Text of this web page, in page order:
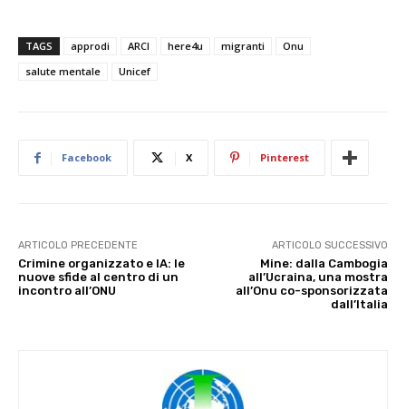
TAGS approdi ARCI here4u migranti
Onu
salute mentale
Unicef
Facebook X Pinterest
ARTICOLO PRECEDENTE
Crimine organizzato e IA: le
nuove sfide al centro di un
incontro all’ONU
ARTICOLO SUCCESSIVO
Mine: dalla Cambogia
all’Ucraina, una mostra
all’Onu co-sponsorizzata
dall’Italia